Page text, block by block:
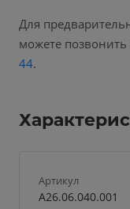
Для
можете
44.
Артикул
A26.06.040.001